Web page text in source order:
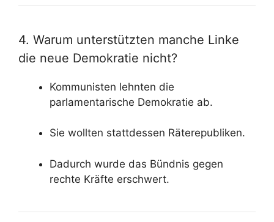
4. Warum unterstützten manche Linke
die neue Demokratie nicht?
Kommunisten lehnten die
parlamentarische Demokratie ab.
Sie wollten stattdessen Räterepubliken.
Dadurch wurde das Bündnis gegen
rechte Kräfte erschwert.